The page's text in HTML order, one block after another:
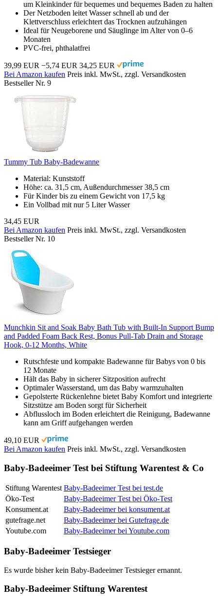
um Kleinkinder für bequemes und bequemes Baden zu halten
Der Netzboden leitet Wasser schnell ab und der
Klettverschluss erleichtert das Trocknen aufzuhängen
Ideal für Neugeborene und Säuglinge im Alter von 0–6
Monaten
PVC-frei, phthalatfrei
39,99 EUR −5,74 EUR 34,25 EUR
Bei Amazon kaufen Preis inkl. MwSt., zzgl. Versandkosten
Bestseller Nr. 9
Tummy Tub Baby-Badewanne
Material: Kunststoff
Höhe: ca. 31,5 cm, Außendurchmesser 38,5 cm
Für Kinder bis zu einem Gewicht von 17,5 kg
Ein Vollbad mit nur 5 Liter Wasser
34,45 EUR
Bei Amazon kaufen Preis inkl. MwSt., zzgl. Versandkosten
Bestseller Nr. 10
Munchkin Sit and Soak Baby Bath Tub with Built-In Support Bump
and Padded Foam Back Rest, Bonus Pull-Tab Drain and Storage
Hook, 0-12 Months, White
Rutschfeste und kompakte Badewanne für Babys von 0 bis
12 Monate
Hält das Baby in sicherer Sitzposition aufrecht
Optimaler Wasserstand, um das Baby warmzuhalten
Gepolsterte Rückenlehne bietet Baby Komfort und integrierte
Sitzstütze am Boden sorgt für Sicherheit
Abflussloch im Boden erleichtert die Reinigung, Badewanne
kann am Griff aufgehangen werden
49,10 EUR
Bei Amazon kaufen Preis inkl. MwSt., zzgl. Versandkosten
Baby-Badeeimer Test bei Stiftung Warentest & Co
Stiftung Warentest Baby-Badeeimer Test bei test.de
Öko-Test
Baby-Badeeimer Test bei Öko-Test
Konsument.at
Baby-Badeeimer bei konsument.at
gutefrage.net
Baby-Badeeimer bei Gutefrage.de
Youtube.com
Baby-Badeeimer bei Youtube.com
Baby-Badeeimer Testsieger
Es wurde bisher kein Baby-Badeeimer Testsieger ernannt.
Baby-Badeeimer Stiftung Warentest